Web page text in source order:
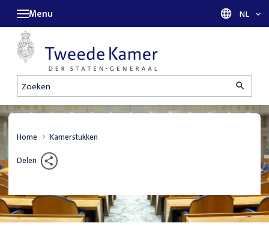
Zoeken
Menu Taal
NL
Home Kamerstukken
Delen